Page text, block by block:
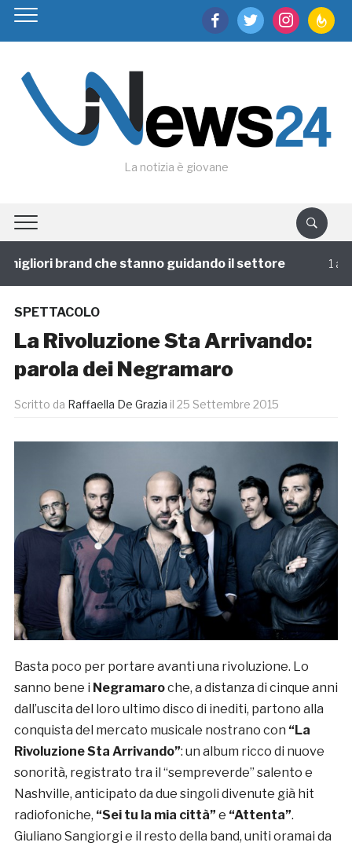
facebooktwitter instagram
La notizia è giovane
brand che stanno guidando il settore 1 annofa
SPETTACOLO
La Rivoluzione Sta Arrivando:
parola dei Negramaro
Scritto da Raffaella De Grazia il 25 Settembre 2015
Basta poco per portare avanti una rivoluzione. Lo
sanno bene i Negramaroche, a distanza di cinque anni
dall’uscita del loro ultimo disco di inediti, partono alla
conquista del mercato musicale nostrano con “La
Rivoluzione Sta Arrivando”: un album ricco di nuove
sonorità, registrato tra il “sempreverde” salento e
Nashville, anticipato da due singoli divenute già hit
radiofoniche, “Sei tu la mia città” e “Attenta”.
Giuliano Sangiorgi e il resto della band, uniti oramai da